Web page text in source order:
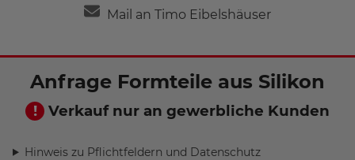
Mail an Timo Eibelshäuser
Anfrage Formteile aus Silikon
Verkauf nur an gewerbliche Kunden
Hinweis zu Pflichtfeldern und Datenschutz